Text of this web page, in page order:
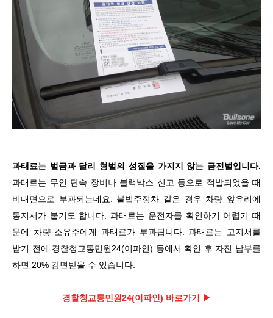
과태료는 벌금과 달리 형벌의 성질을 가지지 않는 금전벌입니다.
과태료는 무인 단속 장비나 블랙박스 신고 등으로 적발되었을 때
비대면으로 부과되는데요. 불법주정차 같은 경우 차량 앞유리에
통지서가 붙기도 합니다. 과태료는 운전자를 확인하기 어렵기 때
문에 차량 소유주에게 과태료가 부과됩니다. 과태료는 고지서를
받기 전에 경찰청교통민원24(이파인) 등에서 확인 후 자진 납부를
하면 20% 감면받을 수 있습니다.
경찰청교통민원24(이파인) 바로가기 ▶